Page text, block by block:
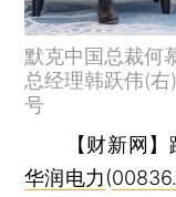
默克中国总裁何
总经理韩跃伟(
号
【财新网】
华润电力(